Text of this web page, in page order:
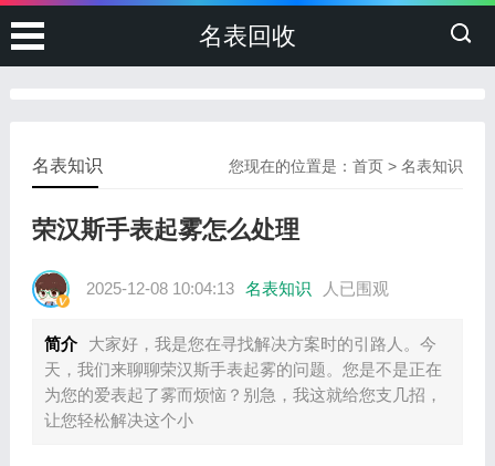
名表回收
您现在的位置是：首页 >名表知识
名表知识
荣汉斯手表起雾怎么处理
2025-12-08 10:04:13 名表知识 人已围观
简介
大家好，我是您在寻找解决方案时的引路人。今
天，我们来聊聊荣汉斯手表起雾的问题。您是不是正在
为您的爱表起了雾而烦恼？别急，我这就给您支几招，
让您轻松解决这个小